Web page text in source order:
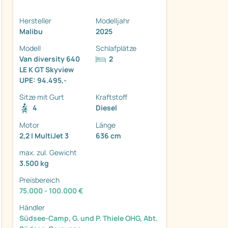
Hersteller
Malibu
Modelljahr
2025
Modell
Van diversity 640
LE K GT Skyview
UPE: 94.495,-
Schlafplätze
2
Sitze mit Gurt
4
Kraftstoff
Diesel
Motor
2,2 l MultiJet 3
Länge
636 cm
max. zul. Gewicht
3.500 kg
Preisbereich
75.000 - 100.000 €
Händler
Südsee-Camp, G. und P. Thiele OHG, Abt.